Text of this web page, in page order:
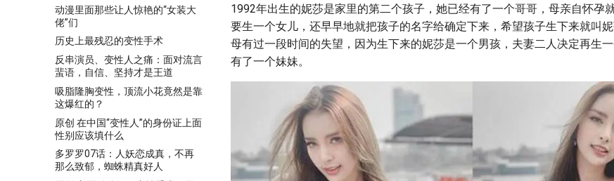
动漫里面那些让人惊艳的“女装大
佬”们
历史上最残忍的变性手术
反串演员、变性人之痛：面对流言
蜚语，自信、坚持才是王道
吸脂隆胸变性，顶流小花竟然是靠
这爆红的？
原创 在中国“变性人”的身份证上面
性别应该填什么
多罗罗07话：人妖恋成真，不再
那么致郁，蜘蛛精真好人
1992年出生的妮莎是家里的第二个孩子，她已经有了一个哥哥，母亲自怀孕
要生一个女儿，还早早地就把孩子的名字给确定下来，希望孩子生下来就叫
母有过一段时间的失望，因为生下来的妮莎是一个男孩，夫妻二人决定再生
有了一个妹妹。